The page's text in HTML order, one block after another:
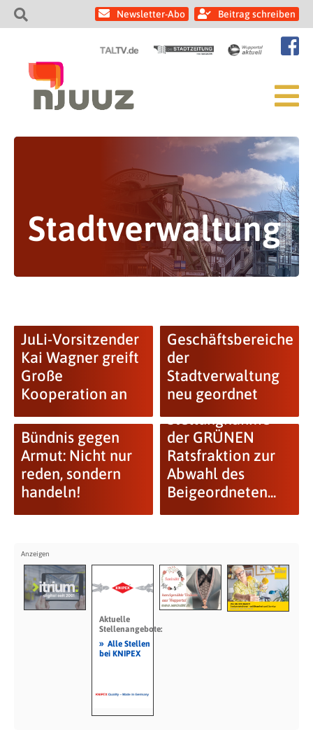
Newsletter-Abo Beitrag schreiben
Stadtverwaltung
JuLi-Vorsitzender
Kai Wagner greift
Große
Kooperation an
Geschäftsbereiche
der
Stadtverwaltung
neu geordnet
Bündnis gegen
Armut: Nicht nur
reden, sondern
handeln!
Stellungnahme
der GRÜNEN
Ratsfraktion zur
Abwahl des
Beigeordneten...
Aktuelle
Stellenangebote:
» Alle Stellen
bei KNIPEX